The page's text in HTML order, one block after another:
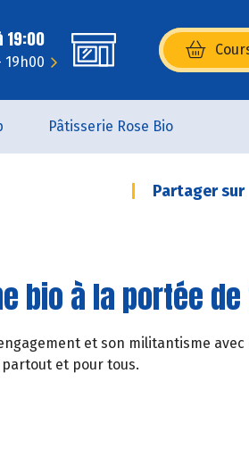
19:00
19h00 (s’ouvre dans
Pâtisserie Rose Bio
Partager sur
bio à la portée
et son militantisme
et pour tous.